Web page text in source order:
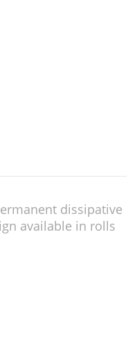
dissipative
available in rolls